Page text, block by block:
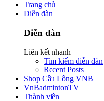
Trang chủ
Diễn đàn
Diễn đàn
Liên kết nhanh
Tìm kiếm diễn đàn
Recent Posts
Shop Cầu Lông VNB
VnBadmintonTV
Thành viên